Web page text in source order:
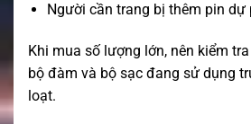
Người cần trang bị thêm pin dự
Khi mua số lượng lớn, nên kiểm
bộ đàm và bộ sạc đang sử dụng
loạt.